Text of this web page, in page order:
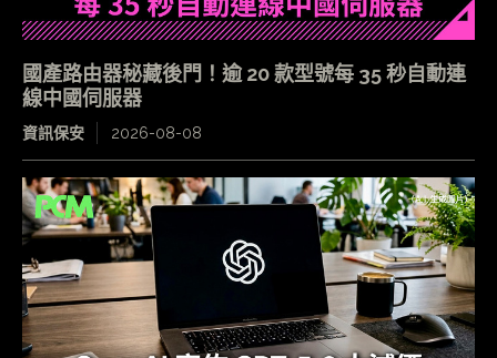
國產路由器秘藏後門！逾 20 款型號每 35 秒自動連
線中國伺服器
資訊保安 2026-08-08